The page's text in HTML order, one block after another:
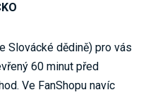
Slovácké dědině) pro vás
60 minut před
Ve FanShopu navíc